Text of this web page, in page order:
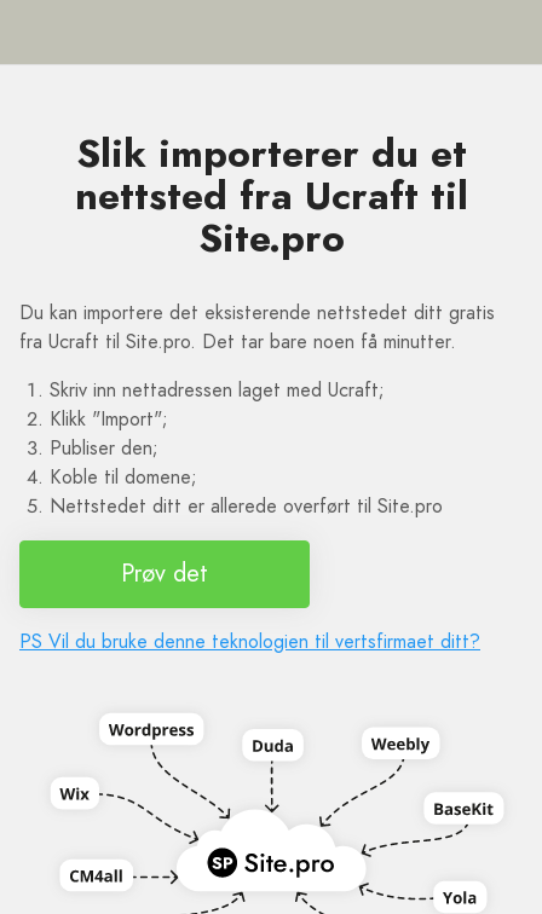
Slik importerer du et
nettsted fra Ucraft til
Site.pro
Du kan importere det eksisterende nettstedet ditt gratis
fra Ucraft til Site.pro. Det tar bare noen få minutter.
Skriv inn nettadressen laget med Ucraft;
Klikk "Import";
Publiser den;
Koble til domene;
Nettstedet ditt er allerede overført til Site.pro
Prøv det
PS Vil du bruke denne teknologien til vertsfirmaet ditt?